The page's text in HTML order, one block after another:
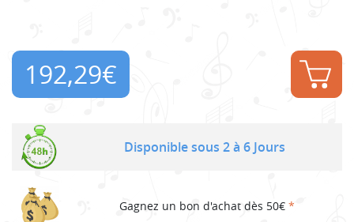
192,29€
Disponible sous 2 à 6 Jours
Gagnez un bon d'achat dès 50€ *